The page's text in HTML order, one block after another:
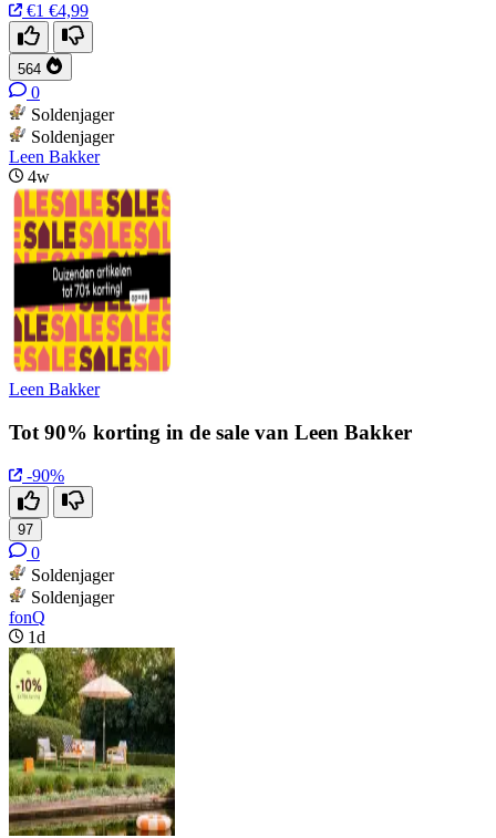
€1 €4,99
564
0
Soldenjager
Soldenjager
Leen Bakker
4w
Leen Bakker
Tot 90% korting in de sale van Leen Bakker
-90%
97
0
Soldenjager
Soldenjager
fonQ
1d